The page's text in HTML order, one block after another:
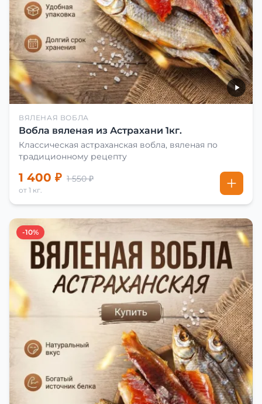
ВЯЛЕНАЯ ВОБЛА
Вобла вяленая из Астрахани 1кг.
Классическая астраханская вобла, вяленая по
традиционному рецепту
1 400 ₽ 1 550 ₽
от 1 кг.
-10%